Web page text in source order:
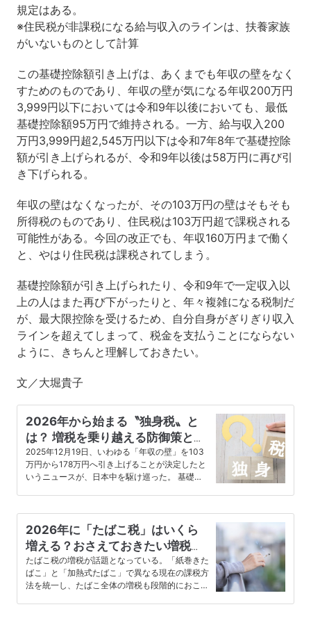
規定はある。
※住民税が非課税になる給与収入のラインは、扶養家族
がいないものとして計算
この基礎控除額引き上げは、あくまでも年収の壁をなく
すためのものであり、年収の壁が気になる年収200万円
3,999円以下においては令和9年以後においても、最低
基礎控除額95万円で維持される。一方、給与収入200
万円3,999円超2,545万円以下は令和7年8年で基礎控除
額が引き上げられるが、令和9年以後は58万円に再び引
き下げられる。
年収の壁はなくなったが、その103万円の壁はそもそも
所得税のものであり、住民税は103万円超で課税される
可能性がある。今回の改正でも、年収160万円まで働く
と、やはり住民税は課税されてしまう。
基礎控除額が引き上げられたり、令和9年で一定収入以
上の人はまた再び下がったりと、年々複雑になる税制だ
が、最大限控除を受けるため、自分自身がぎりぎり収入
ラインを超えてしまって、税金を支払うことにならない
ように、きちんと理解しておきたい。
文／大堀貴子
2026年から始まる〝独身税〟と
は？ 増税を乗り越える防御策と正
しい知識
2025年12月19日、いわゆる「年収の壁」を103
万円から178万円へ引き上げることが決定したと
いうニュースが、日本中を駆け巡った。 基礎控
2026年に「たばこ税」はいくら
増える？おさえておきたい増税の
仕組み
たばこ税の増税が話題となっている。「紙巻きた
ばこ」と「加熱式たばこ」で異なる現在の課税方
法を統一し、たばこ全体の増税も段階的におこな